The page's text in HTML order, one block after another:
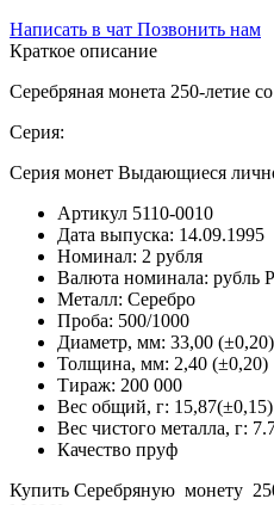
Написать в чат Позвонить нам
Краткое описание
Серебряная монета 250-летие
Серия:
Серия монет Выдающиеся
Артикул 5110-0010
Дата выпуска: 14.09.1995
Номинал: 2 рубля
Валюта номинала: рубль
Металл: Серебро
Проба: 500/1000
Диаметр, мм: 33,00 (±0,20)
Толщина, мм: 2,40 (±0,20)
Тираж: 200 000
Вес общий, г: 15,87(±0,15)
Вес чистого металла, г:
Качество пруф
Купить Серебряную монету